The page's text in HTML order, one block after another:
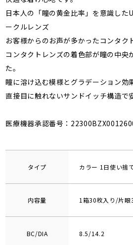
日本人の「瞳の黄金比率」を意識した
ークルレンズ
お客様からのお声が多かったコンタク
コンタクトレンズの着色部が瞳の中央
た。
瞳に溶け込む模様とグラデーション効
直接目に触れないサンドイッチ構造で
医療機器承認番号：
タイプ カラー 1日使い捨
内容量 1箱30枚入り/片眼
BC/DIA 8.5/14.2